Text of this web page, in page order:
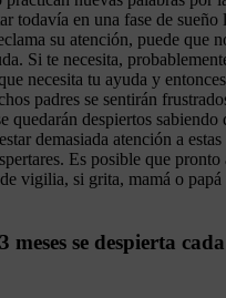
todavía en una fase de sueño
su atención, puede que
Si te necesita,
necesita tu ayuda y
padres se sentirán
quedarán despiertos sabiendo
demasiada atención a
Es posible que
vigilia, si grita, mamá o papá
meses se despierta